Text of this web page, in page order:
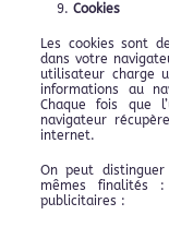
Cookies
Les cookies sont
dans votre
utilisateur charge
informations au
Chaque fois que
navigateur
internet.
On peut
mêmes finalités
publicitaires :